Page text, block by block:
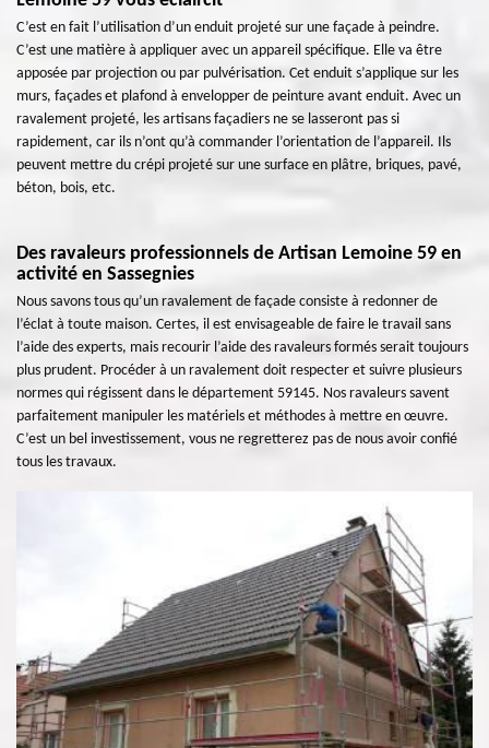
C’est en fait l’utilisation d’un enduit projeté sur une façade à peindre.
C’est une matière à appliquer avec un appareil spécifique. Elle va être
apposée par projection ou par pulvérisation. Cet enduit s’applique sur les
murs, façades et plafond à envelopper de peinture avant enduit. Avec un
ravalement projeté, les artisans façadiers ne se lasseront pas si
rapidement, car ils n’ont qu’à commander l’orientation de l’appareil. Ils
peuvent mettre du crépi projeté sur une surface en plâtre, briques, pavé,
béton, bois, etc.
Des ravaleurs professionnels de Artisan Lemoine 59 en
activité en Sassegnies
Nous savons tous qu’un ravalement de façade consiste à redonner de
l’éclat à toute maison. Certes, il est envisageable de faire le travail sans
l’aide des experts, mais recourir l’aide des ravaleurs formés serait toujours
plus prudent. Procéder à un ravalement doit respecter et suivre plusieurs
normes qui régissent dans le département 59145. Nos ravaleurs savent
parfaitement manipuler les matériels et méthodes à mettre en œuvre.
C’est un bel investissement, vous ne regretterez pas de nous avoir confié
tous les travaux.